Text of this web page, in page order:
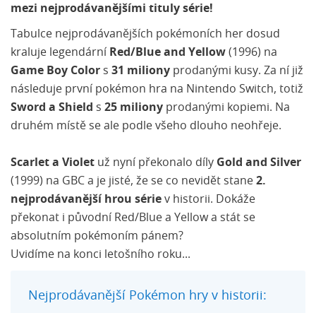
mezi nejprodávanějšími tituly série!
Tabulce nejprodávanějších pokémoních her dosud
kraluje legendární Red/Blue and Yellow (1996) na
Game Boy Color s 31 miliony prodanými kusy. Za ní již
následuje první pokémon hra na Nintendo Switch, totiž
Sword a Shield s 25 miliony prodanými kopiemi. Na
druhém místě se ale podle všeho dlouho neohřeje.
Scarlet a Violet už nyní překonalo díly Gold and Silver
(1999) na GBC a je jisté, že se co nevidět stane 2.
nejprodávanější hrou série v historii. Dokáže
překonat i původní Red/Blue a Yellow a stát se
absolutním pokémoním pánem?
Uvidíme na konci letošního roku...
Nejprodávanější Pokémon hry v historii: